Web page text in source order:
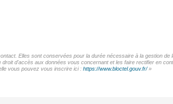
Elles sont conservées pour la durée nécessaire à la gestion de
d'accès aux données vous concernant et les faire rectifier en
vous pouvez vous inscrire ici : https://www.bloctel.gouv.fr/»